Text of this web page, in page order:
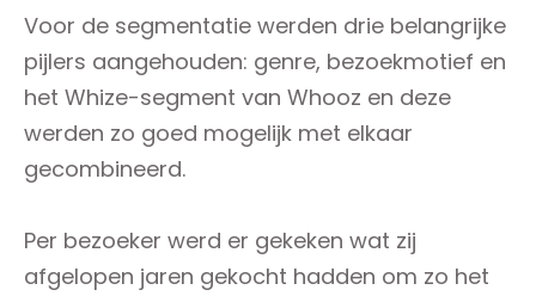
Voor de segmentatie werden drie belangrijke
pijlers aangehouden: genre, bezoekmotief en
het Whize-segment van Whooz en deze
werden zo goed mogelijk met elkaar
gecombineerd.
Per bezoeker werd er gekeken wat zij
afgelopen jaren gekocht hadden om zo het